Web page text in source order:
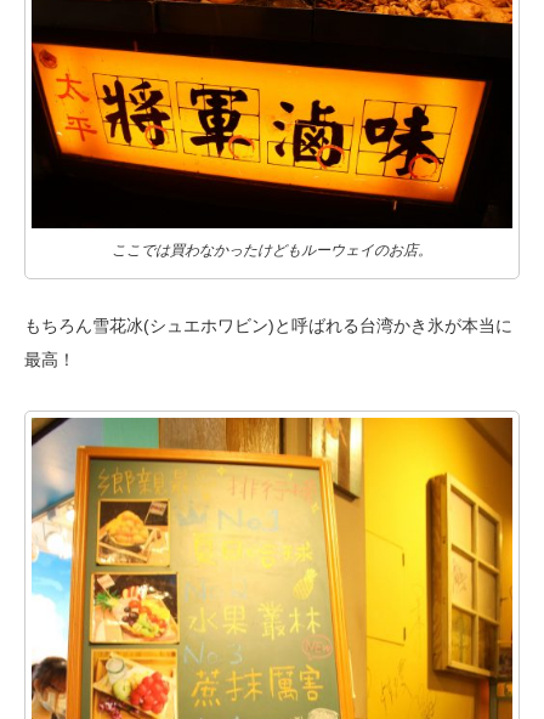
ここでは買わなかったけどもルーウェイのお店。
もちろん雪花冰(シュエホワビン)と呼ばれる台湾かき氷が本当に
最高！